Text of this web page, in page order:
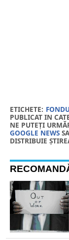
ETICHETE:
PUBLICAT IN
NE PUTEȚI
GOOGLE NEWS
DISTRIBUIE